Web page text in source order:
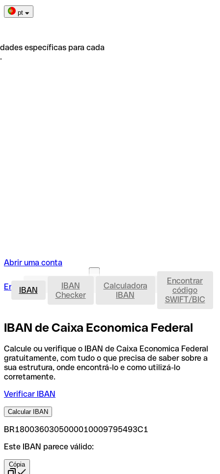
pt
específicas para cada
Abrir uma conta
Entrar Abrir uma conta IBAN
IBAN
IBAN
Checker
Calculadora
IBAN
Encontrar
código
SWIFT/BIC
IBAN de Caixa Economica Federal
Calcule ou verifique o IBAN de Caixa Economica Federal
gratuitamente, com tudo o que precisa de saber sobre a
sua estrutura, onde encontrá-lo e como utilizá-lo
corretamente.
Verificar IBAN
Calcular IBAN
BR1800360305000010009795493C1
Este IBAN parece válido:
Cópia